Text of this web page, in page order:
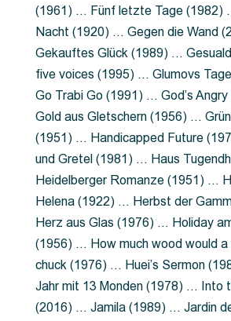
(1961) … Fünf letzte Tage (1982)
Nacht (1920) … Gegen die Wand
Gekauftes Glück (1989) …
five voices (1995) … Glumovs
Go Trabi Go (1991) … God’s
Gold aus Gletschern (1956) …
(1951) … Handicapped Future
und Gretel (1981) … Haus
Heidelberger Romanze (1951) …
Helena (1922) … Herbst der
Herz aus Glas (1976) … Holiday
(1956) … How much wood would a
chuck (1976) … Huei’s Sermon
Jahr mit 13 Monden (1978) … Into
(2016) … Jamila (1989) … Jardin